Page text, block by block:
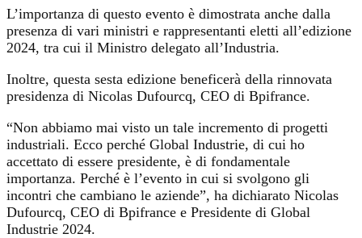
L’importanza di questo evento è dimostrata anche dalla
presenza di vari ministri e rappresentanti eletti all’edizione
2024, tra cui il Ministro delegato all’Industria.
Inoltre, questa sesta edizione beneficerà della rinnovata
presidenza di Nicolas Dufourcq, CEO di Bpifrance.
“Non abbiamo mai visto un tale incremento di progetti
industriali. Ecco perché Global Industrie, di cui ho
accettato di essere presidente, è di fondamentale
importanza. Perché è l’evento in cui si svolgono gli
incontri che cambiano le aziende”, ha dichiarato Nicolas
Dufourcq, CEO di Bpifrance e Presidente di Global
Industrie 2024.